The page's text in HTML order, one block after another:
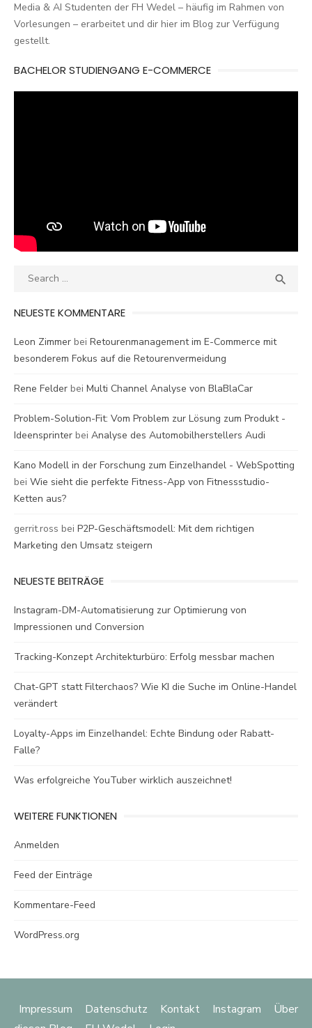
Media & AI Studenten der FH Wedel – häufig im Rahmen von
Vorlesungen – erarbeitet und dir hier im Blog zur Verfügung
gestellt.
BACHELOR STUDIENGANG E-COMMERCE
Search

NEUESTE KOMMENTARE
Leon Zimmer bei Retourenmanagement im E-Commerce mit
besonderem Fokus auf die Retourenvermeidung
Rene Felder bei Multi Channel Analyse von BlaBlaCar
Problem-Solution-Fit: Vom Problem zur Lösung zum Produkt -
Ideensprinter bei Analyse des Automobilherstellers Audi
Kano Modell in der Forschung zum Einzelhandel - WebSpotting
bei Wie sieht die perfekte Fitness-App von Fitnessstudio-
Ketten aus?
gerrit.ross bei P2P-Geschäftsmodell: Mit dem richtigen
Marketing den Umsatz steigern
NEUESTE BEITRÄGE
Instagram-DM-Automatisierung zur Optimierung von
Impressionen und Conversion
Tracking-Konzept Architekturbüro: Erfolg messbar machen
Chat-GPT statt Filterchaos? Wie KI die Suche im Online-Handel
verändert
Loyalty-Apps im Einzelhandel: Echte Bindung oder Rabatt-
Falle?
Was erfolgreiche YouTuber wirklich auszeichnet!
WEITERE FUNKTIONEN
Anmelden
Feed der Einträge
Kommentare-Feed
WordPress.org
Impressum Datenschutz Kontakt Instagram
Über